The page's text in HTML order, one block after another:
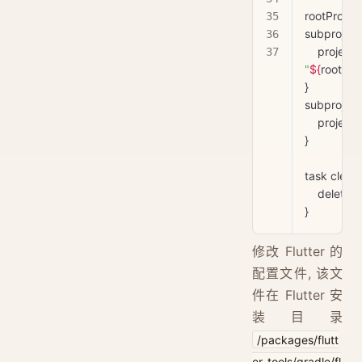
"${
}
    project.
}
task clean
}
修改 Flutter 的
配置文件, 该文
件在 Flutter 安
装目录
/packages/flutt